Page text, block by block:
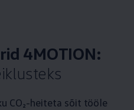
4MOTION:
CO₂-heiteta sõit tööle